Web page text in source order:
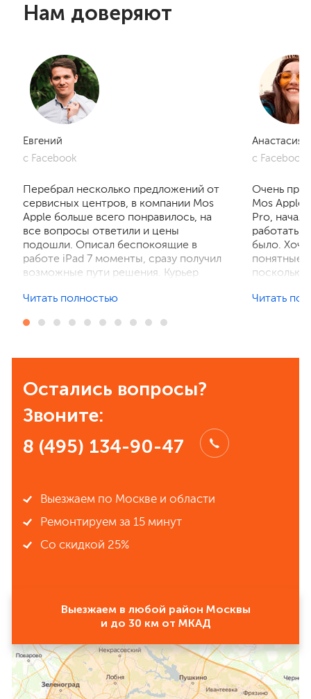
Нам доверяют
Евгений
с Facebook
Перебрал несколько предложений от
сервисных центров, в компании Mos
Apple больше всего понравилось, на
все вопросы ответили и цены
подошли. Описал беспокоящие в
работе iPad 7 моменты, сразу получил
возможные пути решения. Курьер
отзвонились по итогам осмотра,
порадовал, без лишнего ожидания и
рекомендовать всем знакомым.
Читать полностью
Анастасия
с Facebook
Очень
Mos
Pro, начал
работать,
было. Хочу
понятные
поскольку
Читать
Остались вопросы?
Звоните:
8 (495) 134-90-47
Выезжаем по Москве и области
Ремонтируем за 15 минут
Со скидкой 25%
Выезжаем в любой район Москвы
и до 30 км от МКАД